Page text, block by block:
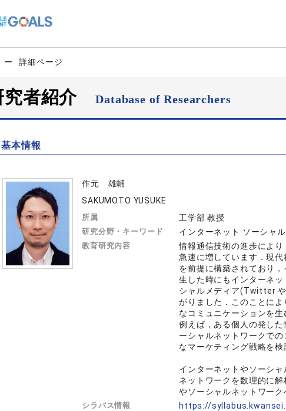
詳細ページ
究者紹介Database of Researchers
基本情報
作元 雄輔
SAKUMOTO YUSUKE
所属 工学部 教授
研究分野・キーワード インターネット ソーシャ
教育研究内容
情報通信技術の進歩によ
急速に増しています．現
を前提に構築されており
生した時にもインターネ
シャルメディア(Twitter
がりました．このことに
なコミュニケーションを
例えば，ある個人の発し
ーシャルネットワークで
なマーケティング戦略を
インターネットやソーシ
ネットワークを数理的に
やソーシャルネットワー
シラバス情報
https://